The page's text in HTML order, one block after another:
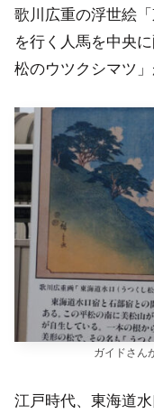
歌川広重の浮世絵
を行く人馬を中央
松のウツクシマツ」
ガイドさん
江戸時代、東海道